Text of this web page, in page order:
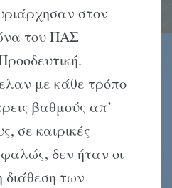
στον
του ΠAΣ
με κάθε τρόπο
βαθμούς απ’
σε καιρικές
δεν ήταν οι
διάθεση των